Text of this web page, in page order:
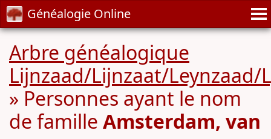
Généalogie Online
Arbre généalogique
Lijnzaad/Lijnzaat/Leynzaad/
» Personnes ayant le nom
de famille Amsterdam, van